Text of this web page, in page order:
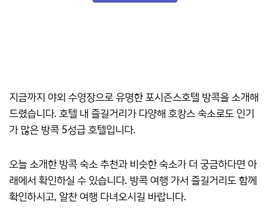
지금까지 야외 수영장으로 유명한 포시즌스호텔 방콕을 소개해
드렸습니다. 호텔 내 즐길거리가 다양해 호캉스 숙소로도 인기
가 많은 방콕 5성급 호텔입니다.
오늘 소개한 방콕 숙소 추천과 비슷한 숙소가 더 궁금하다면 아
래에서 확인하실 수 있습니다. 방콕 여행 가서 즐길거리도 함께
확인하시고, 알찬 여행 다녀오시길 바랍니다.